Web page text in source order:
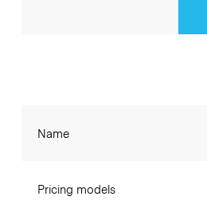
Name
Pricing models